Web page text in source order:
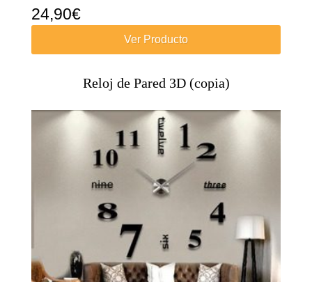
24,90€
Ver Producto
Reloj de Pared 3D (copia)